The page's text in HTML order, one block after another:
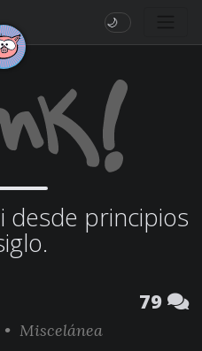
🌙
desde principios
79
Miscelánea